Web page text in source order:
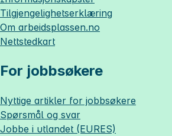
Tilgjengelighetserklæring
Om arbeidsplassen.no
Nettstedkart
For jobbsøkere
Nyttige artikler for jobbsøkere
Spørsmål og svar
Jobbe i utlandet (EURES)